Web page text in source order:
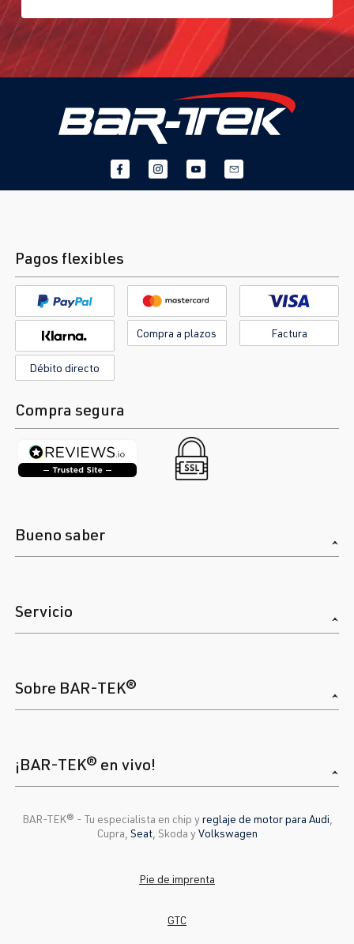
Pagos flexibles
Compra a plazos Factura
Débito directo
Compra segura
Bueno saber
Servicio
Sobre BAR-TEK®
¡BAR-TEK® en vivo!
BAR-TEK®️ - Tu especialista en chip yreglaje de motor para Audi
Cupra, Seat, Skoda yVolkswagen
Pie de imprenta
GTC